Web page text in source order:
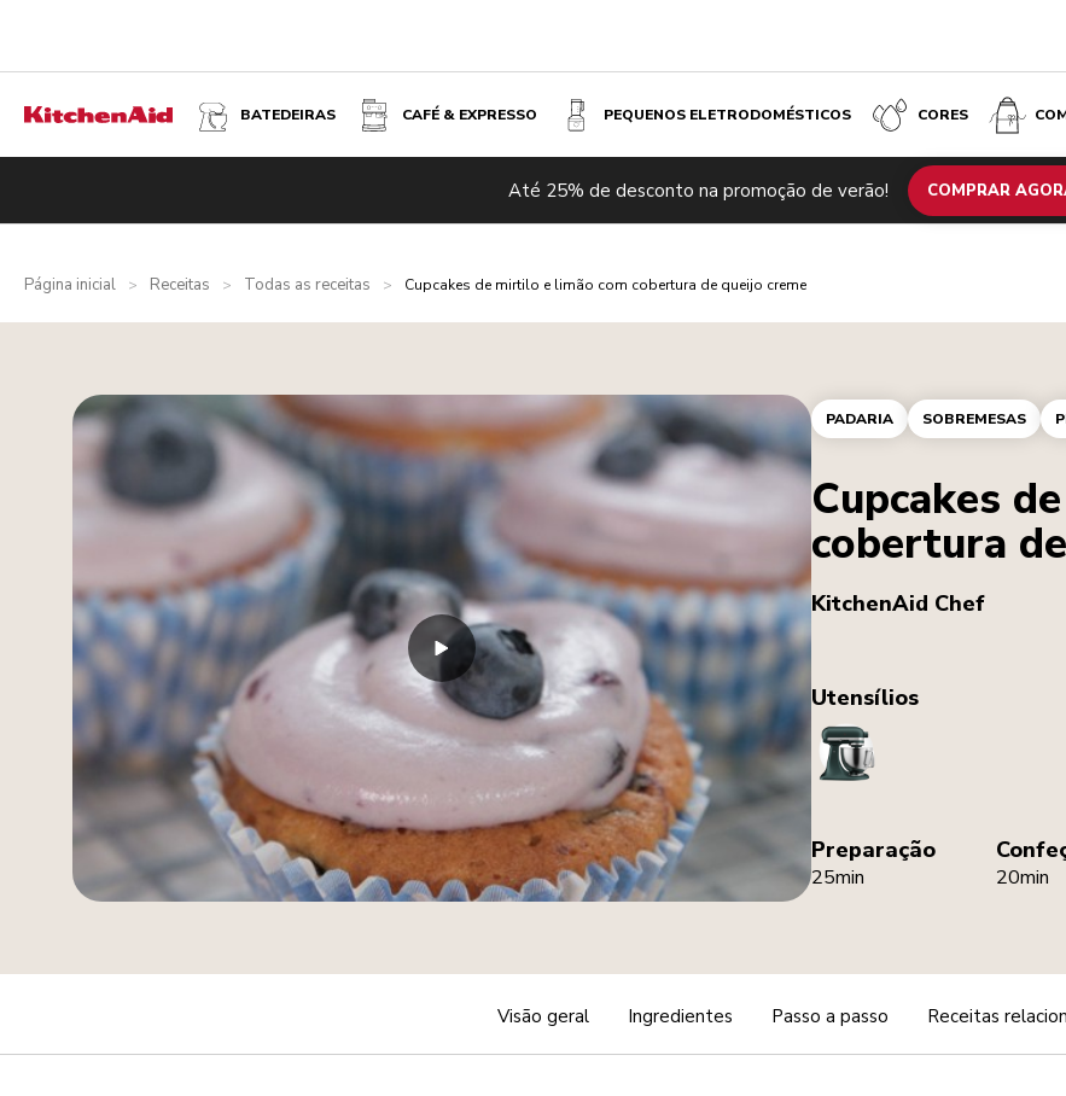
BATEDEIRAS CAFÉ & EXPRESSO PEQUENOS ELETRODOMÉSTICOS CORES
Até 25% de desconto na promoção de verão! COMPRAR
Página inicial > Receitas > Todas as receitas > Cupcakes de mirtilo e limão com cobertura de queijo creme
PADARIA SOBREMESAS
Cupcakes
cobertura
KitchenAid Chef
Utensílios
StandMixer
Preparação
25min 20min
Visão geral Ingredientes Passo a passo Receitas